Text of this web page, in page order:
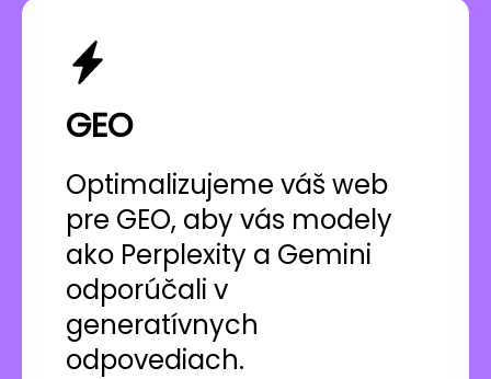
GEO
Optimalizujeme váš web
pre GEO, aby vás modely
ako Perplexity a Gemini
odporúčali v
generatívnych
odpovediach.